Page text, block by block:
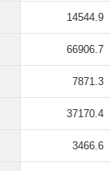
14544.9
66906.7
7871.3
37170.4
3466.6